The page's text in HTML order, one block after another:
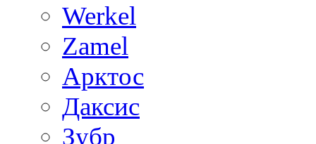
Werkel
Zamel
Арктос
Даксис
Зубр